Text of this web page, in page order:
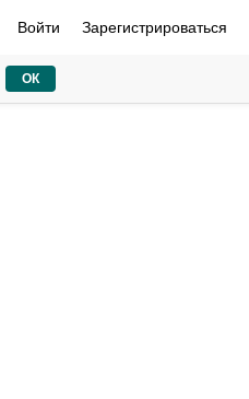
Войти Зарегистрироваться
ОК